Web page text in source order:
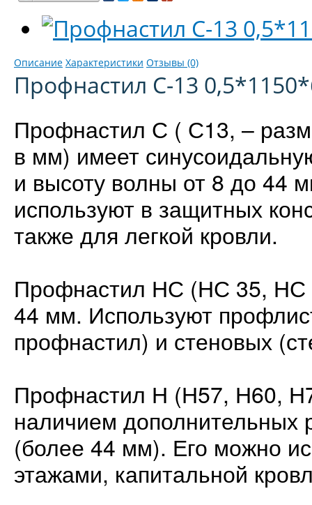
Описание Характеристики Отзывы (0)
Профнастил С-13
Профнастил С ( С13, –
в мм) имеет
и высоту волны от 8 до 44
используют в защитных
также для легкой кровли.
Профнастил НС (НС 35, НС
44 мм. Используют
профнастил) и стеновых
Профнастил Н (Н57, Н60,
наличием дополнительных
(более 44 мм). Его можно
этажами, капитальной